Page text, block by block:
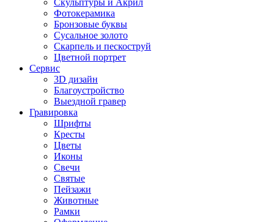
Скульптуры и Акрил
Фотокерамика
Бронзовые буквы
Сусальное золото
Скарпель и пескоструй
Цветной портрет
Сервис
3D дизайн
Благоустройство
Выездной гравер
Гравировка
Шрифты
Кресты
Цветы
Иконы
Свечи
Святые
Пейзажи
Животные
Рамки